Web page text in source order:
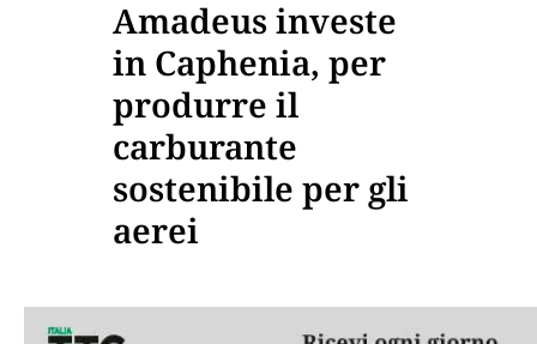
Amadeus investe
in Caphenia, per
produrre il
carburante
sostenibile per gli
aerei